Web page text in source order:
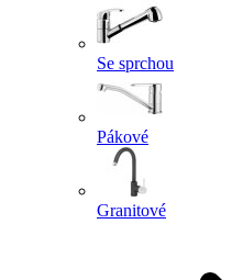
Se sprchou
Pákové
Granitové